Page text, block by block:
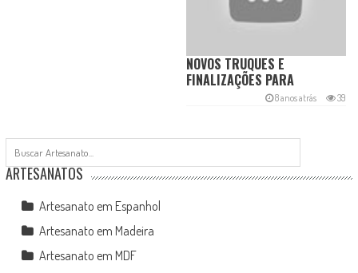
NOVOS TRUQUES E
FINALIZAÇÕES PARA
CACHEADAS
8 anos atrás 39
ARTESANATOS
Artesanato em Espanhol
Artesanato em Madeira
Artesanato em MDF